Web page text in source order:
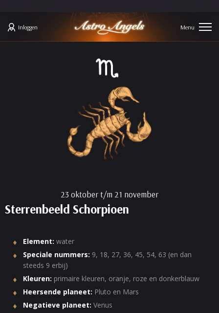
Inloggen
23 oktober t/m 21 november
Sterrenbeeld Schorpioen
Element: water
Speciale nummers: 9, 18, 27, 36, 45, 54, 63 (en dan
steeds 9 erbij)
Kleuren: primaire kleuren, oranje, roze en donkerblauw
Heersende planeet: Pluto en Mars
Negatieve planeet: Venus